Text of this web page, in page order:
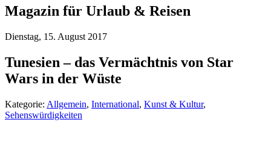
Magazin für Urlaub & Reisen
Dienstag, 15. August 2017
Tunesien – das Vermächtnis von Star
Wars in der Wüste
Kategorie: Allgemein, International, Kunst & Kultur,
Sehenswürdigkeiten